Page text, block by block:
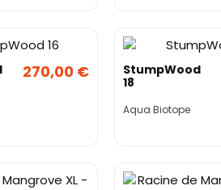
270,00 €
StumpWood
18
Aqua Biotope